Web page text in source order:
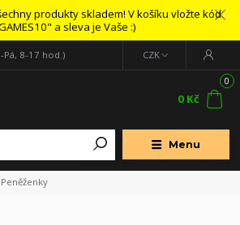
produkty skladem! V košíku vložte kód
a sleva je Vaše :)
Menu
CZK
Pá, 8-17 hod.)
0
0 Kč
Peněženky